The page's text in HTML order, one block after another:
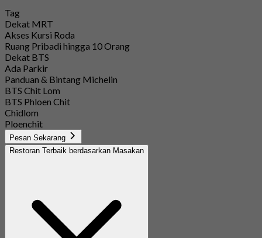
Tag
Dekat MRT
Akses Kursi Roda
Ruang Pribadi hingga 10 Orang
Dekat BTS
Ada Parkir
Panduan & Bintang Michelin
BTS Chit Lom
BTS Phloen Chit
Chidlom
Ploenchit
Pesan Sekarang
Restoran Terbaik berdasarkan Masakan